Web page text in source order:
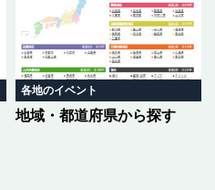
道荒廃の実態をレポートい
ただきましたが、今回は、
それらに対して現場でどの
ような整備が行われている
のかを具体的に記していた
だきました。
各地のイベント
地域・都道府県から探す